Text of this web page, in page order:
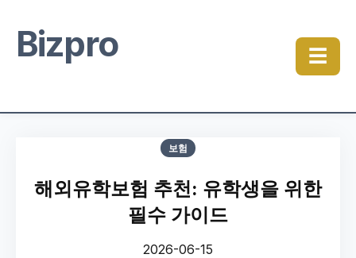
Bizpro ☰
보험
해외유학보험 추천: 유학생을 위한
필수 가이드
2026-06-15